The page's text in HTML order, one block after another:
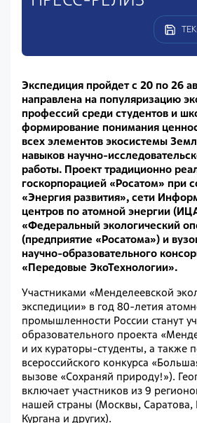
Экспедиция пройдет с 20 по 26
направлена на популяризацию
профессий среди студентов и
формирование понимания
всех элементов экосистемы
навыков научно-
работы. Проект традиционно
госкорпорацией «Росатом» при
«Энергия развития», сети
центров по атомной энергии
«Федеральный экологический
(предприятие «Росатома») и
научно-образовательного
«Передовые ЭкоТехнологии».
Участниками «Менделеевской
экспедиции» в год 80-летия
промышленности России станут
образовательного проекта
и их кураторы-студенты, а также
всероссийского конкурса
вызове «Сохраняй природу!»).
включает участников из 9
нашей страны (Москвы, Саратова,
Кургана и других).